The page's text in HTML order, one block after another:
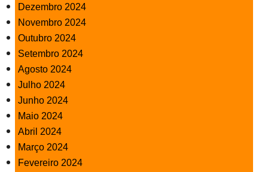
Dezembro 2024
Novembro 2024
Outubro 2024
Setembro 2024
Agosto 2024
Julho 2024
Junho 2024
Maio 2024
Abril 2024
Março 2024
Fevereiro 2024